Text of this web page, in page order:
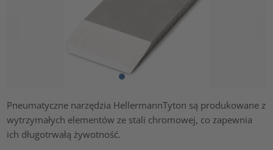
Pneumatyczne narzędzia HellermannTyton są produkowane z
wytrzymałych elementów ze stali chromowej, co zapewnia
ich długotrwałą żywotność.